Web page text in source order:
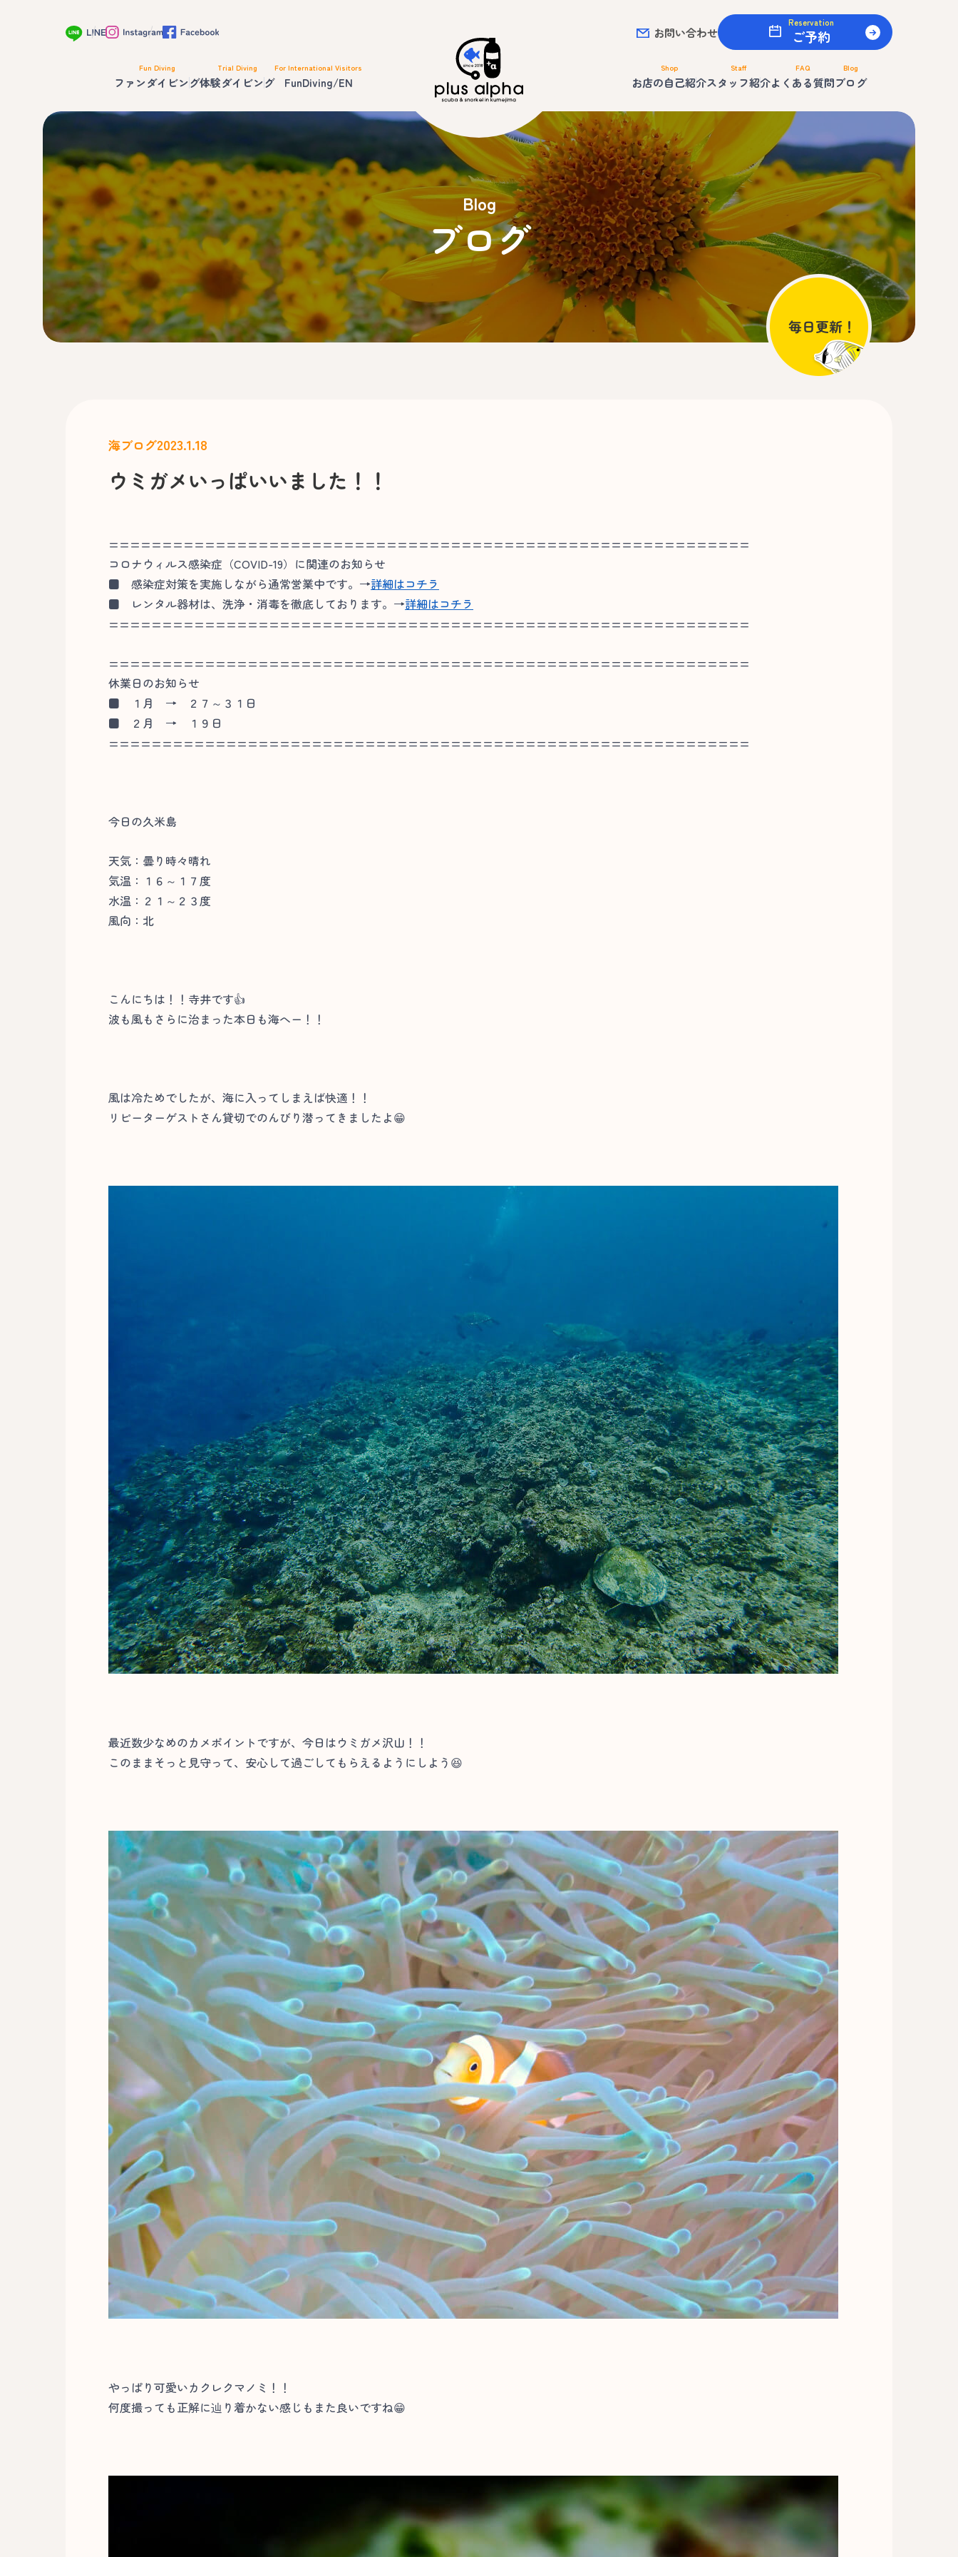
お問い合わせ
Reservation
ご予約
Fun Diving
ファンダイビング
Trial Diving
体験ダイビング
For International Visitors
FunDiving/EN
Shop
お店の自己紹介
Staff
スタッフ紹介
FAQ
よくある質問
Blog
ブログ
Blog
ブログ
海ブログ2023.1.18
ウミガメいっぱいいました！！
============================================================
コロナウィルス感染症（COVID-19）に関連のお知らせ
■ 感染症対策を実施しながら通常営業中です。→詳細はコチラ
■ レンタル器材は、洗浄・消毒を徹底しております。→詳細はコチラ
============================================================
============================================================
休業日のお知らせ
■ １月 → ２７～３１日
■ ２月 → １９日
============================================================
今日の久米島
天気：曇り時々晴れ
気温：１６～１７度
水温：２１～２３度
風向：北
こんにちは！！寺井です👍
波も風もさらに治まった本日も海へー！！
風は冷ためでしたが、海に入ってしまえば快適！！
リピーターゲストさん貸切でのんびり潜ってきましたよ😁
最近数少なめのカメポイントですが、今日はウミガメ沢山！！
このままそっと見守って、安心して過ごしてもらえるようにしよう😆
やっぱり可愛いカクレクマノミ！！
何度撮っても正解に辿り着かない感じもまた良いですね😁